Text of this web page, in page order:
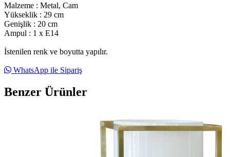
Malzeme : Metal, Cam
Yükseklik : 29 cm
Genişlik : 20 cm
Ampul : 1 x E14
İstenilen renk ve boyutta yapılır.
WhatsApp ile Sipariş
Benzer Ürünler